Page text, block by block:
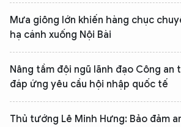
Mưa giông lớn khiến hàng chục
hạ cánh xuống Nội Bài
Nâng tầm đội ngũ lãnh đạo Công an
đáp ứng yêu cầu hội nhập quốc tế
Thủ tướng Lê Minh Hưng: Bảo đảm